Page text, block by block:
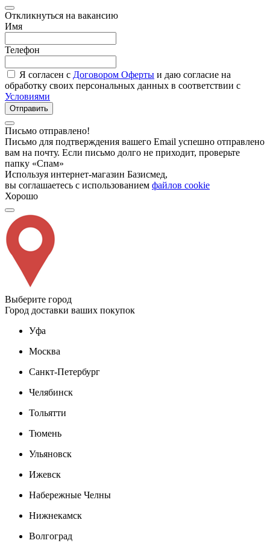
Откликнуться на вакансию
Имя
Телефон
Я согласен с Договором Оферты и даю согласие на
обработку своих персональных данных в соответствии с
Условиями
Отправить
Письмо отправлено!
Письмо для подтверждения вашего Email успешно отправлено
вам на почту. Если письмо долго не приходит, проверьте
папку «Спам»
Используя интернет-магазин Базисмед,
вы соглашаетесь с использованием файлов cookie
Хорошо
Выберите город
Город доставки ваших покупок
Уфа
Москва
Санкт-Петербург
Челябинск
Тольятти
Тюмень
Ульяновск
Ижевск
Набережные Челны
Нижнекамск
Волгоград